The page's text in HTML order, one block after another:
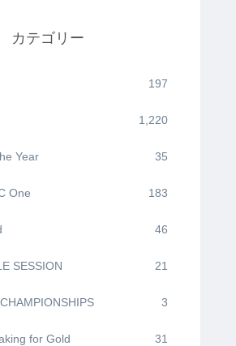
カテゴリー
197
1,220
Year 35
One 183
46
SESSION 21
3
for Gold 31